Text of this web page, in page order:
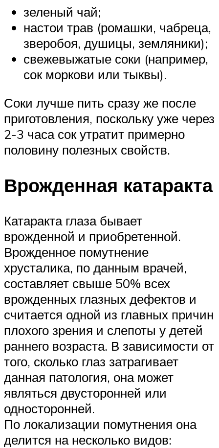
зеленый чай;
настои трав (ромашки, чабреца,
зверобоя, душицы, земляники);
свежевыжатые соки (например,
сок моркови или тыквы).
Соки лучше пить сразу же после
приготовления, поскольку уже через
2-3 часа сок утратит примерно
половину полезных свойств.
Врожденная катаракта
Катаракта глаза бывает
врожденной и приобретенной.
Врожденное помутнение
хрусталика, по данным врачей,
составляет свыше 50% всех
врожденных глазных дефектов и
считается одной из главных причин
плохого зрения и слепоты у детей
раннего возраста. В зависимости от
того, сколько глаз затрагивает
данная патология, она может
являться двусторонней или
односторонней.
По локализации помутнения она
делится на несколько видов: